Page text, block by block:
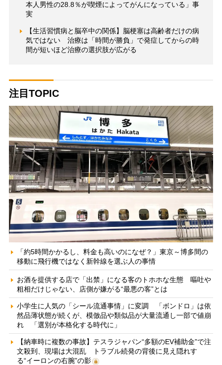
本人男性の28.8％が喫煙によってがんになっている」事
実
【生活習慣病と脳卒中の関係】脳梗塞は高齢者だけの病
気ではない 治療は「時間が勝負」で発症してからの時
間が短いほど治療の選択肢が広がる
注目TOPIC
「約5時間かかるし、料金も高いのになぜ？」東京～博多間の
移動に飛行機ではなく新幹線を選ぶ人の事情
お酒を提供する店で「出禁」になる客のトホホな生態 嘔吐や
粗相だけじゃない、店側が嫌がる“最悪の客”とは
小学生に人気の「シール流通事情」に変調 「ボンドロ」は依
然品薄状態が続くが、模倣品や類似品が大量流通し一部で値崩
れ 「選別が本格化する時代に」
【納車時に複数の事故】テスラジャパン“多額のEV補助金”で注
文殺到、現場は大混乱 トラブル続発の背後に見え隠れす
る“イーロンの右腕”の影